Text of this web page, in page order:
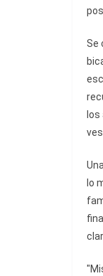
Se
lo